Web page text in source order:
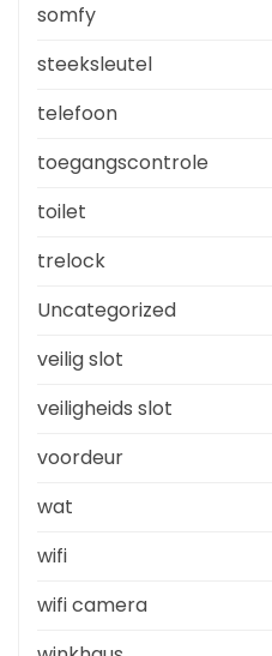
somfy
steeksleutel
telefoon
toegangscontrole
toilet
trelock
Uncategorized
veilig slot
veiligheids slot
voordeur
wat
wifi
wifi camera